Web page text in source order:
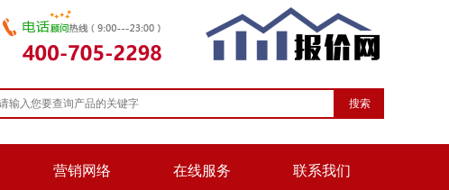
搜索
营销网络 在线服务 联系我们